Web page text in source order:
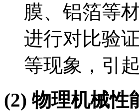
膜、铝箔等
进行对比验
等现象，引
(2) 物理机械性